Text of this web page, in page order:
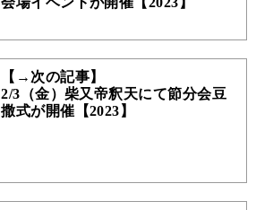
【→次の記事】
2/3（金）柴又帝釈天にて節分会豆
撒式が開催【2023】